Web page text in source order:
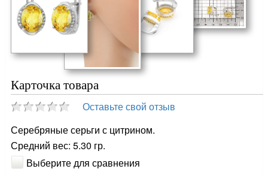
Карточка товара
Оставьте свой отзыв
Серебряные серьги с цитрином.
Средний вес: 5.30 гр.
Выберите для сравнения